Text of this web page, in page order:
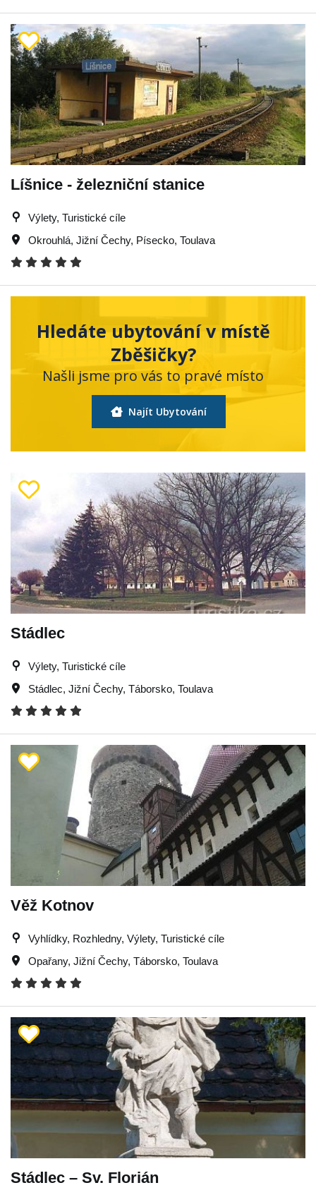
Líšnice - železniční stanice
Výlety, Turistické cíle
Okrouhlá, Jižní Čechy, Písecko, Toulava
Hledáte ubytování v místě
Zběšičky?
Našli jsme pro vás to pravé místo
Najít Ubytování
Stádlec
Výlety, Turistické cíle
Stádlec, Jižní Čechy, Táborsko, Toulava
Věž Kotnov
Vyhlídky, Rozhledny, Výlety, Turistické cíle
Opařany, Jižní Čechy, Táborsko, Toulava
Stádlec – Sv. Florián